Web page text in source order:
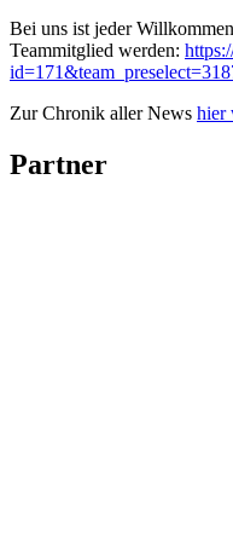
Bei uns ist jeder
Teammitglied werden:
Zur Chronik aller News hier
Partner